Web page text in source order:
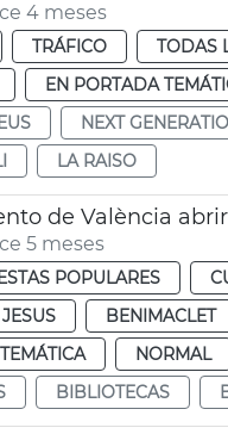
4 meses
TRÁFICO TODAS
EN PORTADA
NEXT
LA RAISO
5 meses
POPULARES
JESUS BENIMACLET
NORMAL
BIBLIOTECAS